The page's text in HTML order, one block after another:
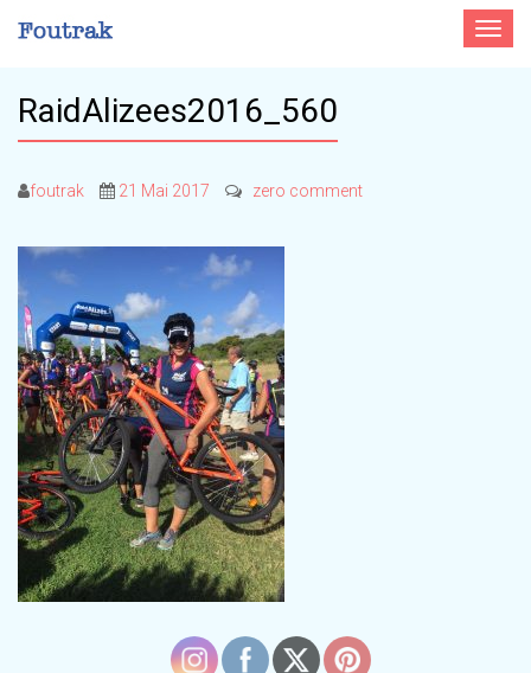
Toggle
RaidAlizees2016_560
foutrak 21 Mai 2017 zero comment